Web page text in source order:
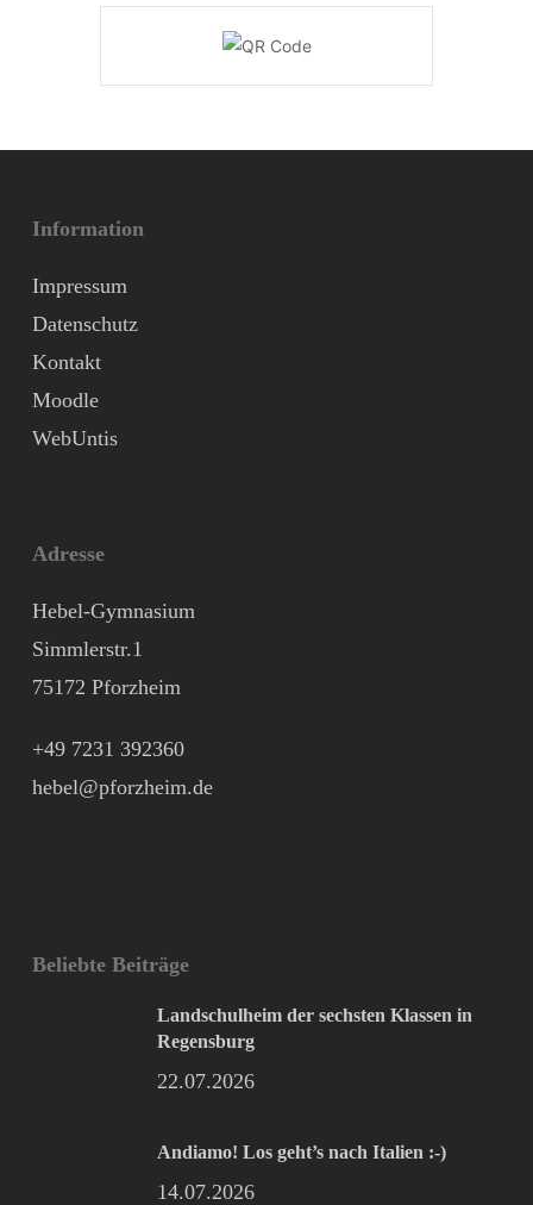
Information
Impressum
Datenschutz
Kontakt
Moodle
WebUntis
Adresse
Hebel-Gymnasium
Simmlerstr.1
75172 Pforzheim
+49 7231 392360
hebel@pforzheim.de
Beliebte Beiträge
Landschulheim der sechsten Klassen in
Regensburg
22.07.2026
Andiamo! Los geht’s nach Italien :-)
14.07.2026